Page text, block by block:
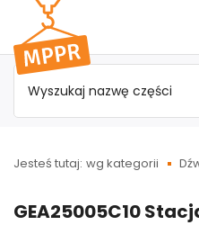
Przejdź do
menu
głównego
Jesteś tutaj: wg kategorii
GEA25005C10